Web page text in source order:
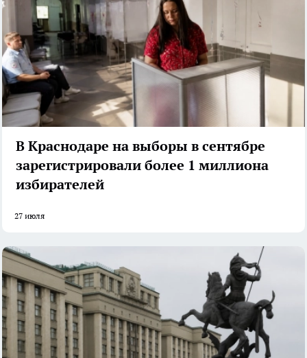
В Краснодаре на выборы в сентябре
зарегистрировали более 1 миллиона
избирателей
27 июля